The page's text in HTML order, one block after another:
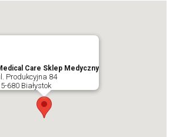
Care Sklep Medyczny
Produkcyjna 84
680 Białystok